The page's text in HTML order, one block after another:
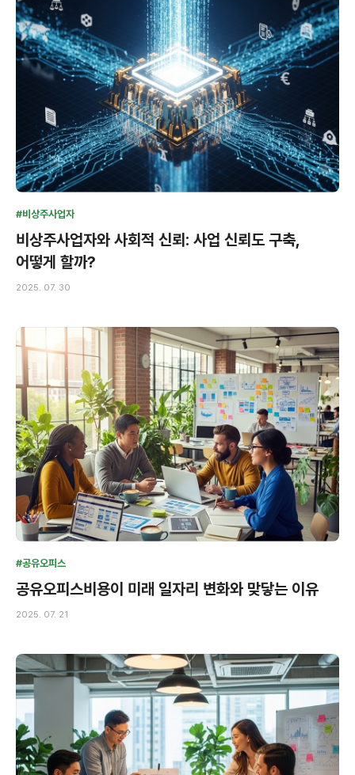
#비상주사업자
비상주사업자와 사회적 신뢰: 사업 신뢰도 구축,
어떻게 할까?
2025. 07. 30
#공유오피스
공유오피스비용이 미래 일자리 변화와 맞닿는 이유
2025. 07. 21